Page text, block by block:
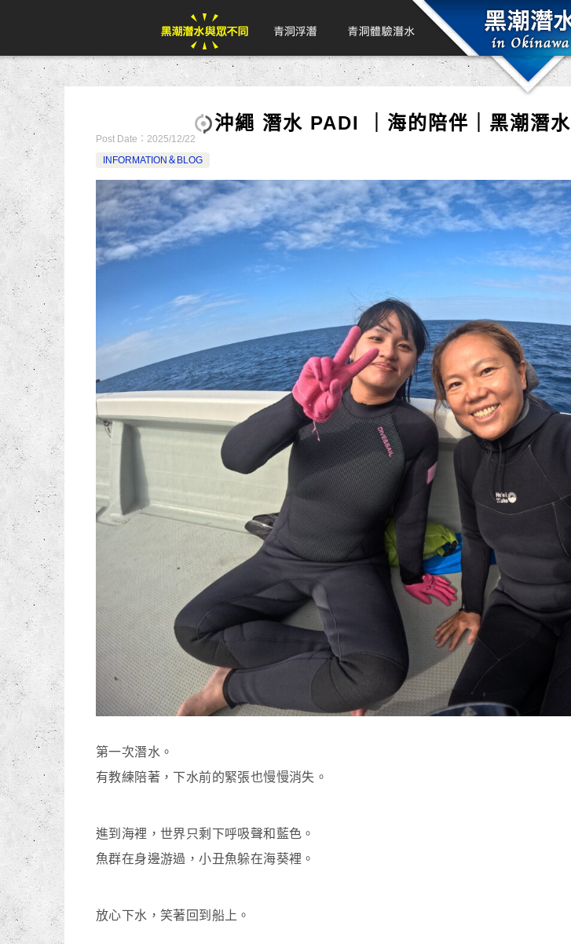
沖繩 潛水 PADI ｜海的陪伴｜黑潮潛水
Post Date： 2025/12/22
INFORMATION＆BLOG
第一次潛水。
有教練陪著，下水前的緊張也慢慢消失。
進到海裡，世界只剩下呼吸聲和藍色。
魚群在身邊游過，小丑魚躲在海葵裡。
放心下水，笑著回到船上。